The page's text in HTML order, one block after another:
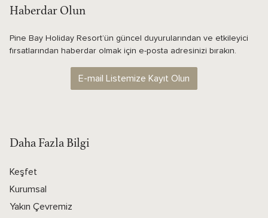
Haberdar Olun
Pine Bay Holiday Resort’ün güncel duyurularından ve etkileyici
fırsatlarından haberdar olmak için e-posta adresinizi bırakın.
E-mail Listemize Kayıt Olun
Daha Fazla Bilgi
Keşfet
Kurumsal
Yakın Çevremiz